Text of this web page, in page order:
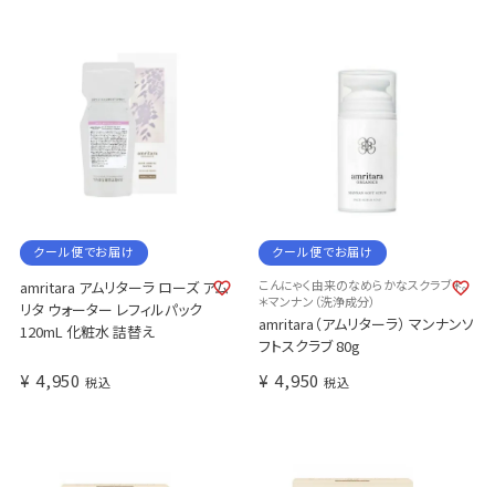
クール便でお届け
amritara アムリターラ ローズ アム
リタ ウォーター レフィルパック
120mL 化粧水 詰替え
¥ 4,950 税込
クール便でお届け
こんにゃく由来のなめらかなスクラブ＊。
＊マンナン（洗浄成分）
amritara（アムリターラ） マンナンソ
フトスクラブ 80g
¥ 4,950 税込